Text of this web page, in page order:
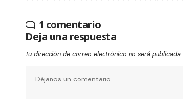
1 comentario
Deja una respuesta
Tu dirección de correo electrónico no será publicada.